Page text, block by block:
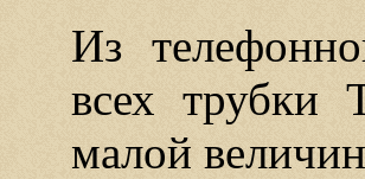
Из
всех трубки
малой